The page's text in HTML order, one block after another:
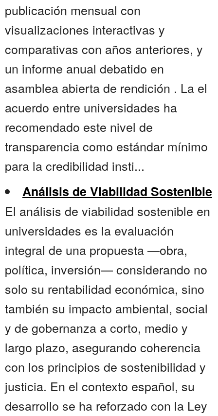
publicación mensual con
visualizaciones interactivas y
comparativas con años anteriores, y
un informe anual debatido en
asamblea abierta de rendición . La el
acuerdo entre universidades ha
recomendado este nivel de
transparencia como estándar mínimo
para la credibilidad insti...
Análisis de Viabilidad Sostenible
El análisis de viabilidad sostenible en
universidades es la evaluación
integral de una propuesta —obra,
política, inversión— considerando no
solo su rentabilidad económica, sino
también su impacto ambiental, social
y de gobernanza a corto, medio y
largo plazo, asegurando coherencia
con los principios de sostenibilidad y
justicia. En el contexto español, su
desarrollo se ha reforzado con la Ley